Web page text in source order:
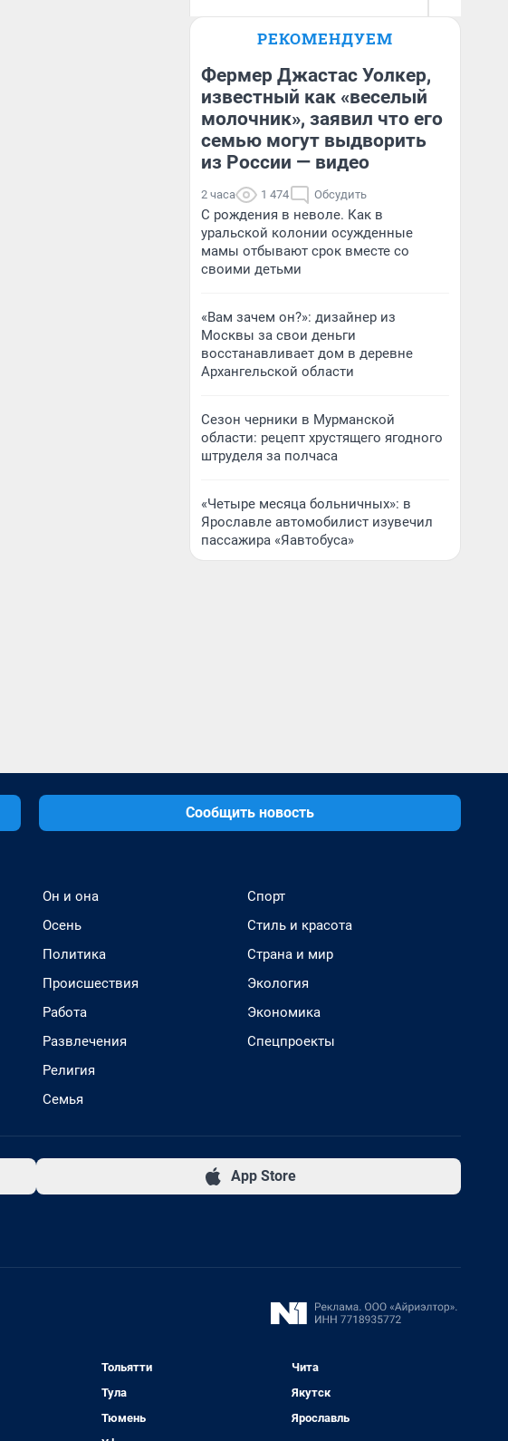
Игорь Коновалов
РЕКОМЕНДУЕМ
Фермер Джастас Уолкер,
известный как «веселый
молочник», заявил что его
семью могут выдворить
из России — видео
2 часа 1 474 Обсудить
С рождения в неволе. Как в
уральской колонии осужденные
мамы отбывают срок вместе со
своими детьми
«Вам зачем он?»: дизайнер из
Москвы за свои деньги
восстанавливает дом в деревне
Архангельской области
Сезон черники в Мурманской
области: рецепт хрустящего ягодного
штруделя за полчаса
«Четыре месяца больничных»: в
Ярославле автомобилист изувечил
пассажира «Яавтобуса»
Сообщить новость
Он и она
Осень
Политика
Происшествия
Работа
Развлечения
Религия
Семья
Спорт
Стиль и красота
Страна и мир
Экология
Экономика
Спецпроекты
App Store
Тольятти
Тула
Тюмень
Чита
Якутск
Ярославль